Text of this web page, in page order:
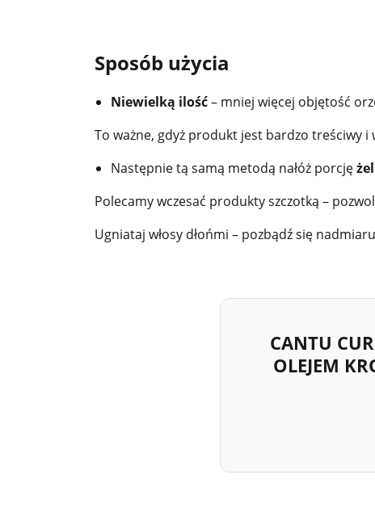
Sposób użycia
Niewielką ilość– mniej więcej objętość
To ważne, gdyż produkt jest bardzo treściwy i
Następnie tą samą metodą nałóż porcję
Polecamy wczesać produkty szczotką –
Ugniataj włosy dłońmi – pozbądź się
CANTU
OLEJEM